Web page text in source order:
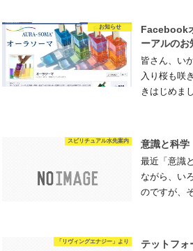
お知らせ
Facebook
ーアルのお
皆さん、い
入り桜も咲
きはじめま
スピリチュアル水先案内 意識と科
最近「意識
ながら、い
のですが、
「リヴィングエナジー」より テットフォ